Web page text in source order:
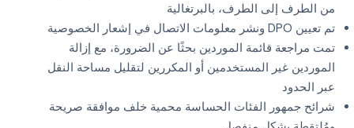
من الطرف إلى الطرف، بالبرتغالية
تم تعيين DPO ونشر معلومات الاتصال في إشعار الخصوصية
تمت مراجعة قائمة الموردين بحثًا عن الضرورة، مع إزالة
الموردين غير المستخدمين أو المكررين لتقليل مساحة النقل
عبر الحدود
شرائح جمهور الفئات الحساسة محمية خلف موافقة صريحة